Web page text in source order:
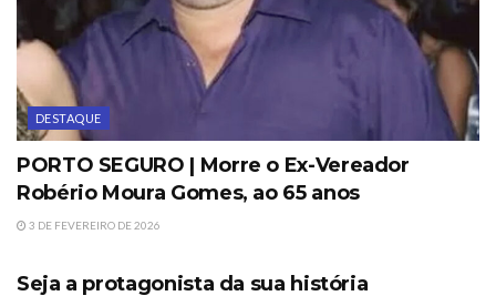
DESTAQUE
PORTO SEGURO | Morre o Ex-Vereador
Robério Moura Gomes, ao 65 anos
3 DE FEVEREIRO DE 2026
Seja a protagonista da sua história